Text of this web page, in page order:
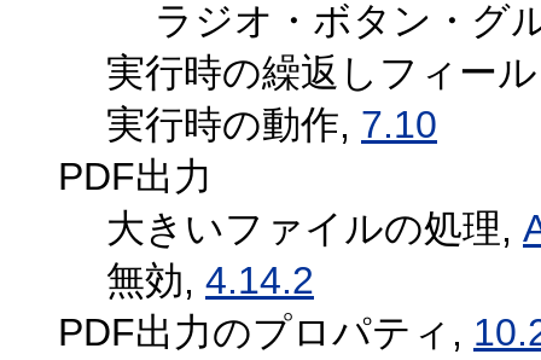
ラジオ・ボタン・グ
実行時の繰返しフィー
実行時の動作, 7.10
PDF出力
大きいファイルの処理,
無効, 4.14.2
PDF出力のプロパティ,